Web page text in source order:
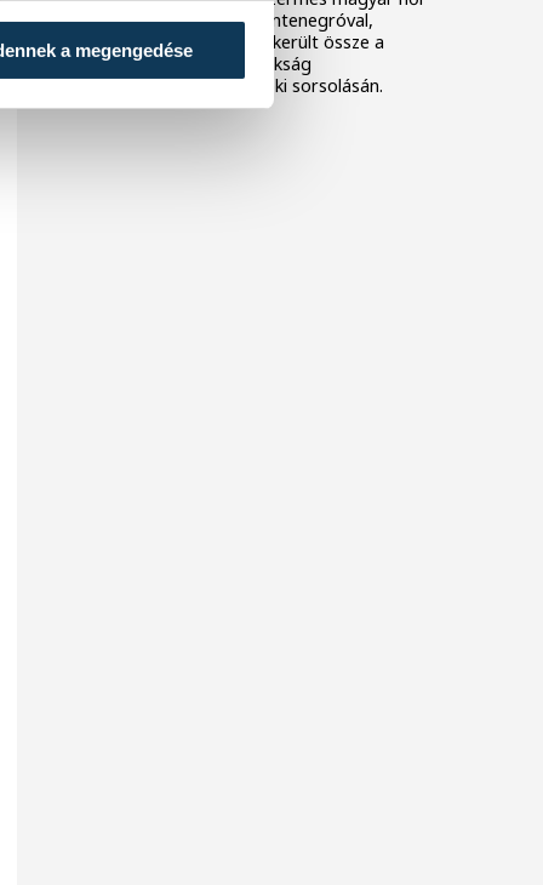
a megengedése
kézilabda-válogatott Montenegróval,
Szlovéniával és Izlanddal került össze a
decemberi Európa-bajnokság
csoportkörének csütörtöki sorsolásán.